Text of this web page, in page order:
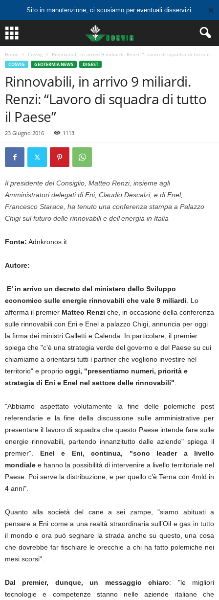
Sito in manutenzione, ci scusiamo per eventuali disservizi. ✕
Home Cosvig Rinnovabili, in arrivo 9 miliardi. Renzi: “Lavoro di squadra di tutto il...
COSVIG GEOTERMIA NEWS DIGEST
Rinnovabili, in arrivo 9 miliardi.
Renzi: “Lavoro di squadra di tutto
il Paese”
23 Giugno 2016 1113
Il presidente del Consiglio, Matteo Renzi, insieme agli
Amministratori delegati di Eni, Claudio Descalzi, e di Enel,
Francesco Starace, ha tenuto una conferenza stampa a Palazzo
Chigi sul futuro delle rinnovabili e dell’energia in Italia
Fonte: Adnkronos.it
Autore:
E’ in arrivo un decreto del ministero dello Sviluppo
economico sulle energie rinnovabili che vale 9 miliardi . Lo
afferma il premier Matteo Renzi che, in occasione della conferenza
sulle rinnovabili con Eni e Enel a palazzo Chigi, annuncia per oggi
la firma dei ministri Galletti e Calenda. In particolare, il premier
spiega che "c’è una strategia verde del governo e del Paese su cui
chiamiamo a orientarsi tutti i partner che vogliono investire nel
territorio" e proprio oggi, "presentiamo numeri, priorità e
strategia di Eni e Enel nel settore delle rinnovabili"
"Abbiamo aspettato volutamente la fine delle polemiche post
referendarie e la fine della discussione sulle amministrative per
presentare il lavoro di squadra che questo Paese intende fare sulle
energie rinnovabili, partendo innanzitutto dalle aziende" spiega il
premier". Enel e Eni, continua, "sono leader a livello
mondiale e hanno la possibilità di intervenire a livello territoriale nel
Paese. Poi serve la distribuzione, e per quello c’è Terna con 4mld in
4 anni".
Quanto alla società del cane a sei zampe, "siamo abituati a
pensare a Eni come a una realtà straordinaria sull’Oil e gas in tutto
il mondo e ora può segnare la strada anche su questo, una cosa
che dovrebbe far fischiare le orecchie a chi ha fatto polemiche nei
mesi scorsi".
Dal premier, dunque, un messaggio chiaro: "le migliori
tecnologie e competenze stanno nelle aziende italiane che